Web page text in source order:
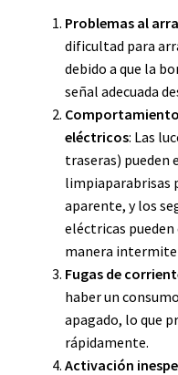
Problemas al
dificultad para
debido a que la
señal adecuada
eléctricos: Las
traseras) pueden
limpiaparabrisas
aparente, y los
eléctricas
manera
Fugas de
haber un
apagado, lo que
rápidamente.
Activación